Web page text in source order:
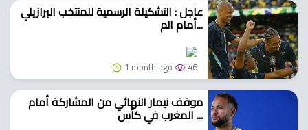
عاجل : التشكيلة الرسمية للمنتخب البرازيلي
أمام الم...
1 month ago 46
موقف نيمار النهائي من المشاركة أمام
المغرب في كأس ...